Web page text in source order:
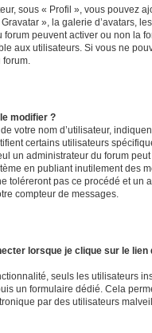
sous « Profil », vous pouvez
», la galerie d’avatars,
forum peuvent activer ou non la
aux utilisateurs. Si vous ne
forum.
modifier ?
votre nom d’utilisateur,
certains utilisateurs
un administrateur du forum
en publiant inutilement des
toléreront pas ce procédé et un
compteur de messages.
lorsque je clique sur le
seuls les utilisateurs
un formulaire dédié. Cela
par des utilisateurs